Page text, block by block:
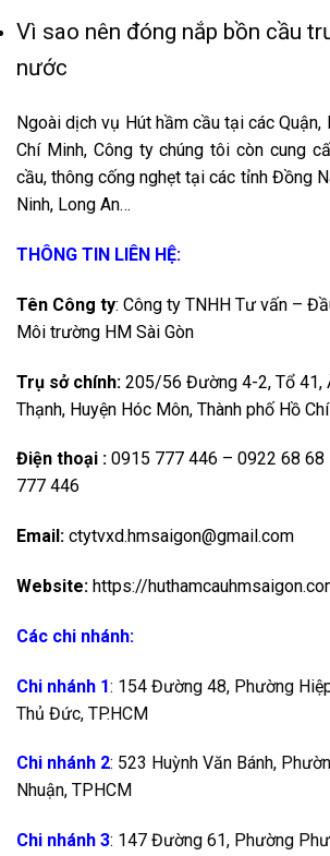
Vì sao nên đóng nắp bồn cầu
nước
Ngoài dịch vụ Hút hầm cầu tại các Quận,
Chí Minh, Công ty chúng tôi còn cung
cầu, thông cống nghẹt tại các tỉnh Đồng
Ninh, Long An…
THÔNG TIN LIÊN HỆ:
Tên Công ty: Công ty TNHH Tư vấn –
Môi trường HM Sài Gòn
Trụ sở chính: 205/56 Đường 4-2, Tổ 41,
Thạnh, Huyện Hóc Môn, Thành phố Hồ
Điện thoại : 0915 777 446 – 0922 68
777 446
Email: ctytvxd.hmsaigon@gmail.com
Website: https://
Các chi nhánh:
Chi nhánh 1: 154 Đường 48, Phường Hiệp
Thủ Đức, TP.HCM
Chi nhánh 2: 523 Huỳnh Văn Bánh,
Nhuận, TPHCM
Chi nhánh 3: 147 Đường 61, Phường